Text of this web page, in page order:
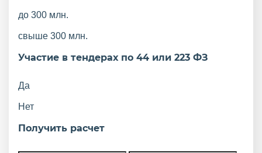
до 300 млн.
свыше 300 млн.
Участие в тендерах по 44 или 223 ФЗ
Да
Нет
Получить расчет